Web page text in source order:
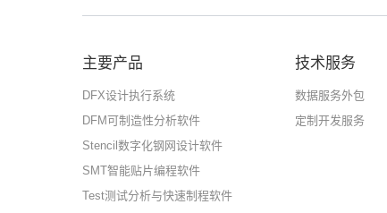
主要产品
DFX设计执行系统
DFM可制造性分析软件
Stencil数字化钢网设计软件
SMT智能贴片编程软件
Test测试分析与快速制程软件
技术服务
数据服务外包
定制开发服务